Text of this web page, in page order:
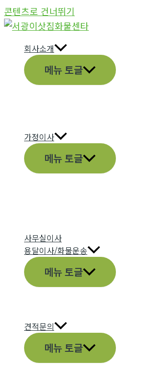
콘텐츠로 건너뛰기
회사소개
메뉴 토글
가정이사
메뉴 토글
사무실이사
용달이사/화물운송
메뉴 토글
견적문의
메뉴 토글